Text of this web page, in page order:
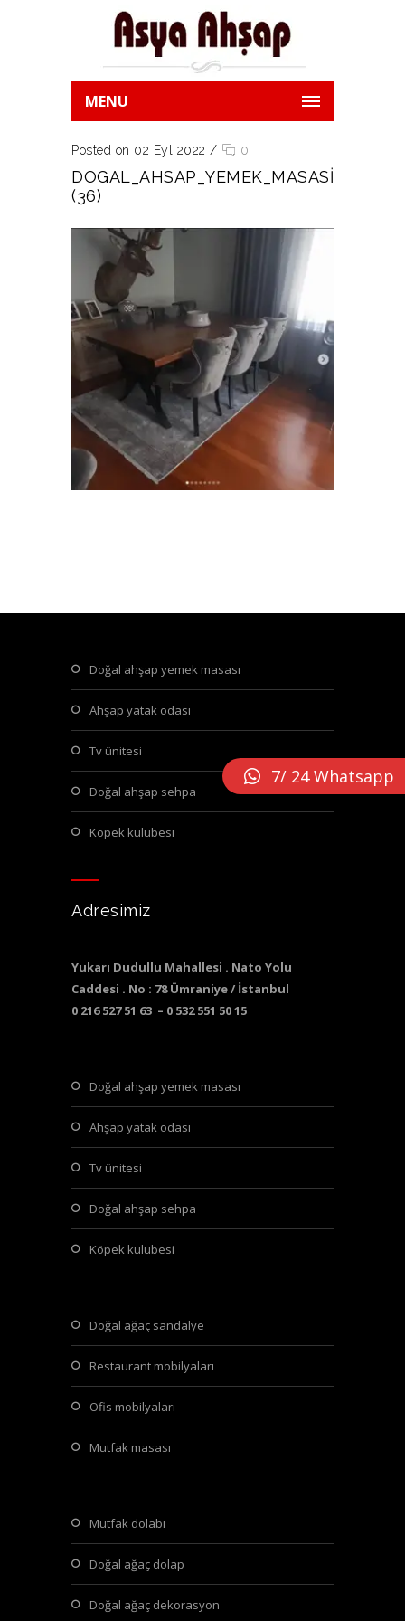
MENU
Posted on 02 Eyl 2022 / 0
DOGAL_AHSAP_YEMEK_MASASI
(36)
doğal ahşap yemek masası
ahşap yatak odası
tv ünitesi
doğal ahşap sehpa
köpek kulubesi
Adresimiz
Yukarı Dudullu Mahallesi . Nato Yolu
Caddesi . No : 78 Ümraniye / İstanbul
0 216 527 51 63 – 0 532 551 50 15
doğal ahşap yemek masası
ahşap yatak odası
tv ünitesi
doğal ahşap sehpa
köpek kulubesi
doğal ağaç sandalye
restaurant mobilyaları
ofis mobilyaları
mutfak masası
mutfak dolabı
doğal ağaç dolap
doğal ağaç dekorasyon
7/ 24 Whatsapp